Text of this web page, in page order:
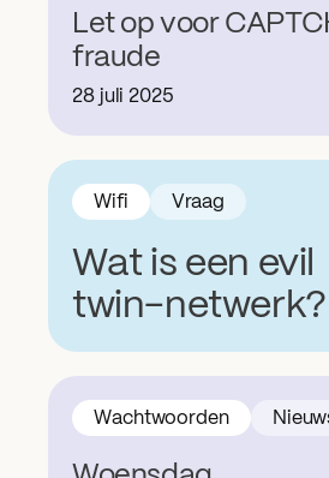
Let op voor
fraude
28 juli 2025
Wat is een evil
twin-netwerk?
Wifi Vraag
Wachtwoorden